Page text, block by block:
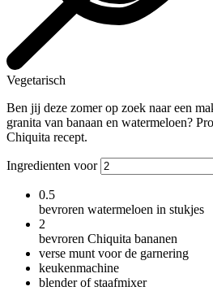
Vegetarisch
Ben jij deze zomer op zoek naar een
granita van banaan en watermeloen?
Chiquita recept.
Ingredienten voor
0.5
bevroren watermeloen in stukjes
2
bevroren Chiquita bananen
verse munt voor de garnering
keukenmachine
blender of staafmixer